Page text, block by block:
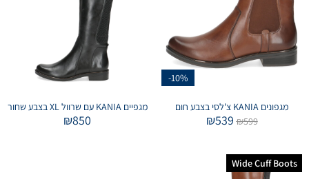
-10%
מגפונים KANIA צ'לסי בצבע חום
₪599
₪539
מגפיים KANIA עם שרוול XL בצבע שחור
₪850
Wide Cuff Boots